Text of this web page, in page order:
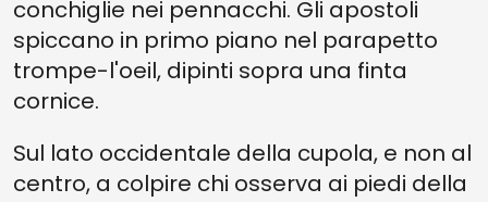
conchiglie nei pennacchi. Gli apostoli
spiccano in primo piano nel parapetto
trompe-l'oeil, dipinti sopra una finta
cornice.
Sul lato occidentale della cupola, e non al
centro, a colpire chi osserva ai piedi della